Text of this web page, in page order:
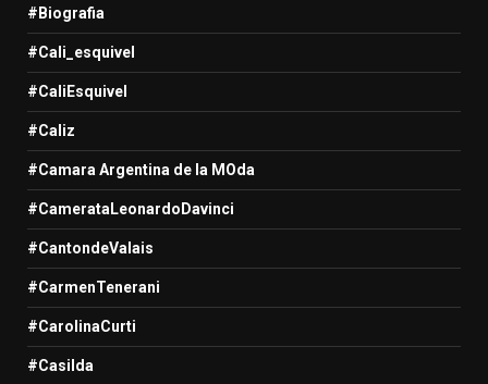
#Biografia
#Cali_esquivel
#CaliEsquivel
#Caliz
#Camara Argentina de la MOda
#CamerataLeonardoDavinci
#CantondeValais
#CarmenTenerani
#CarolinaCurti
#Casilda